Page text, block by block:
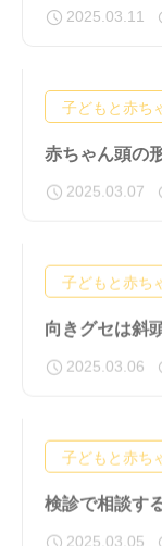
2025.03.11
子どもと赤ち
赤ちゃん頭の
2025.03.07
子どもと赤ち
向きグセは斜
2025.03.06
子どもと赤ち
検診で相談す
2025.03.05